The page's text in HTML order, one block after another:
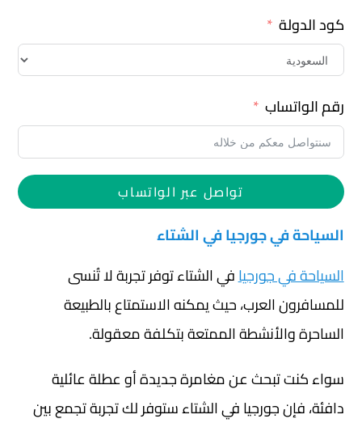
كود الدولة
رقم الواتساب
تواصل عبر الواتساب
السياحة في جورجيا في الشتاء
السياحة في جورجيافي الشتاء توفر تجربة لا تُنسى
للمسافرون العرب، حيث يمكنه الاستمتاع بالطبيعة
الساحرة والأنشطة الممتعة بتكلفة معقولة.
سواء كنت تبحث عن مغامرة جديدة أو عطلة عائلية
دافئة، فإن جورجيا في الشتاء ستوفر لك تجربة تجمع بين